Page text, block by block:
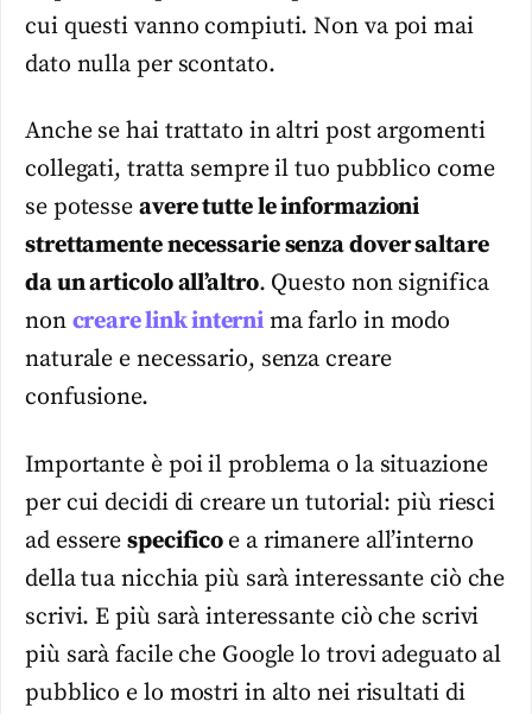
cui questi vanno compiuti. Non va poi mai
dato nulla per scontato.
Anche se hai trattato in altri post argomenti
collegati, tratta sempre il tuo pubblico come
se potesse avere tutte le informazioni
strettamente necessarie senza dover saltare
da un articolo all’altro. Questo non significa
non creare link internima farlo in modo
naturale e necessario, senza creare
confusione.
Importante è poi il problema o la situazione
per cui decidi di creare un tutorial: più riesci
ad esserespecifico e a rimanere all’interno
della tua nicchia più sarà interessante ciò che
scrivi. E più sarà interessante ciò che scrivi
più sarà facile che Google lo trovi adeguato al
pubblico e lo mostri in alto nei risultati di